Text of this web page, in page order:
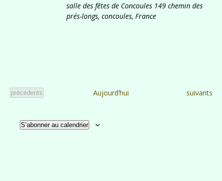
salle des fêtes de Concoules 149 chemin des
prés-longs, concoules, France
Évènements
précédents Aujourd’hui suivants
S’abonner au calendrier